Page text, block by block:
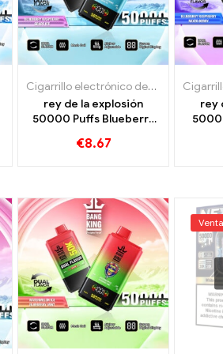
,Cigarrillos
Cigarrillo electrónico desechable con nicotina.
rey de la explosión
50000 Puffs Blueberry
para un placer intensivo
€8.67
rey